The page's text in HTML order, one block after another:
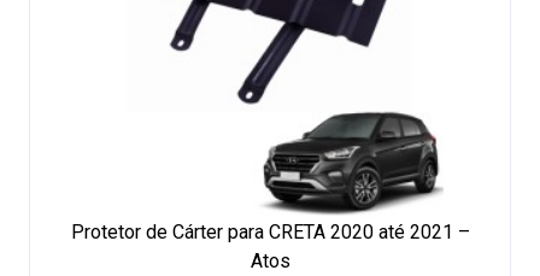
Protetor de Cárter para CRETA 2020 até 2021 –
Atos